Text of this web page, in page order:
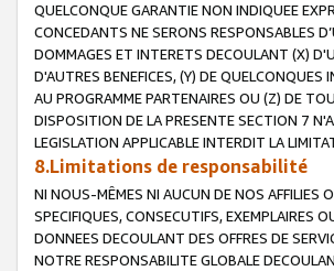
QUELCONQUE GARANTIE NON INDIQUEE
CONCEDANTS NE SERONS RESPONSABLES
DOMMAGES ET INTERETS DECOULANT (X)
D'AUTRES BENEFICES, (Y) DE
AU PROGRAMME PARTENAIRES OU (Z) DE
DISPOSITION DE LA PRESENTE SECTION 7
LEGISLATION APPLICABLE INTERDIT LA
8.Limitations de responsabilité
NI NOUS-MÊMES NI AUCUN DE NOS AFFILIES
SPECIFIQUES, CONSECUTIFS, EXEMPLAIRES
DONNEES DECOULANT DES OFFRES DE
NOTRE RESPONSABILITE GLOBALE